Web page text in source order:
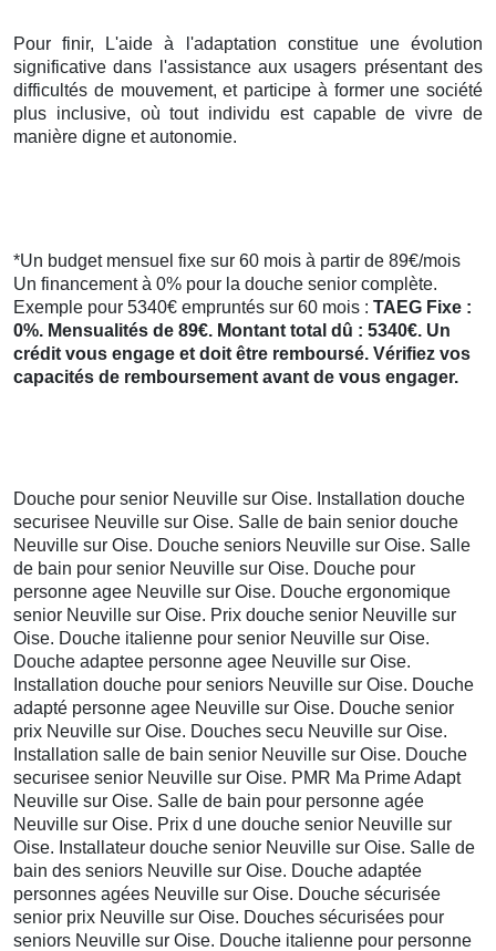
Pour finir, L'aide à l'adaptation constitue une évolution
significative dans l'assistance aux usagers présentant des
difficultés de mouvement, et participe à former une société
plus inclusive, où tout individu est capable de vivre de
manière digne et autonomie.
*Un budget mensuel fixe sur 60 mois à partir de 89€/mois
Un financement à 0% pour la douche senior complète.
Exemple pour 5340€ empruntés sur 60 mois : TAEG Fixe :
0%. Mensualités de 89€. Montant total dû : 5340€. Un
crédit vous engage et doit être remboursé. Vérifiez vos
capacités de remboursement avant de vous engager.
Douche pour senior Neuville sur Oise. Installation douche
securisee Neuville sur Oise. Salle de bain senior douche
Neuville sur Oise. Douche seniors Neuville sur Oise. Salle
de bain pour senior Neuville sur Oise. Douche pour
personne agee Neuville sur Oise. Douche ergonomique
senior Neuville sur Oise. Prix douche senior Neuville sur
Oise. Douche italienne pour senior Neuville sur Oise.
Douche adaptee personne agee Neuville sur Oise.
Installation douche pour seniors Neuville sur Oise. Douche
adapté personne agee Neuville sur Oise. Douche senior
prix Neuville sur Oise. Douches secu Neuville sur Oise.
Installation salle de bain senior Neuville sur Oise. Douche
securisee senior Neuville sur Oise. PMR Ma Prime Adapt
Neuville sur Oise. Salle de bain pour personne agée
Neuville sur Oise. Prix d une douche senior Neuville sur
Oise. Installateur douche senior Neuville sur Oise. Salle de
bain des seniors Neuville sur Oise. Douche adaptée
personnes agées Neuville sur Oise. Douche sécurisée
senior prix Neuville sur Oise. Douches sécurisées pour
seniors Neuville sur Oise. Douche italienne pour personne